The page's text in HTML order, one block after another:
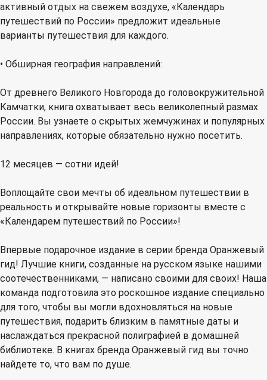
активный отдых на свежем воздухе, «Календарь
путешествий по России» предложит идеальные
варианты путешествия для каждого.
• Обширная география направлений:
От древнего Великого Новгорода до головокружительной
Камчатки, книга охватывает весь великолепный размах
России. Вы узнаете о скрытых жемчужинах и популярных
направлениях, которые обязательно нужно посетить.
12 месяцев — сотни идей!
Воплощайте свои мечты об идеальном путешествии в
реальность и открывайте новые горизонты вместе с
«Календарем путешествий по России»!
Впервые подарочное издание в серии бренда Оранжевый
гид! Лучшие книги, созданные на русском языке нашими
соотечественниками, — написано своими для своих! Наша
команда подготовила это роскошное издание специально
для того, чтобы вы могли вдохновляться на новые
путешествия, подарить близким в памятные даты и
наслаждаться прекрасной полиграфией в домашней
библиотеке. В книгах бренда Оранжевый гид вы точно
найдете то, что вам по душе.